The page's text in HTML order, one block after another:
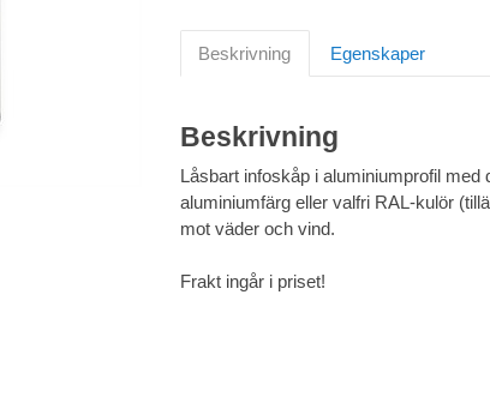
Beskrivning Egenskaper
Beskrivning
Låsbart infoskåp i aluminiumprofil
aluminiumfärg eller valfri RAL-kulör
mot väder och vind.
Frakt ingår i priset!